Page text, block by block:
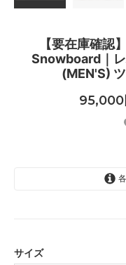
【要在庫確
Snowboard｜
(MEN'S)
95,000
サイズ